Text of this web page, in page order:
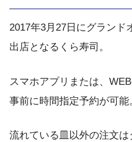
2017年3月27日にグランド
出店となるくら寿司。
スマホアプリまたは、
事前に時間指定予約が可能
流れている皿以外の注文